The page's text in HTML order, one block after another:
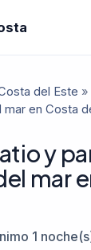
del Este »
en Costa
y
mar
1